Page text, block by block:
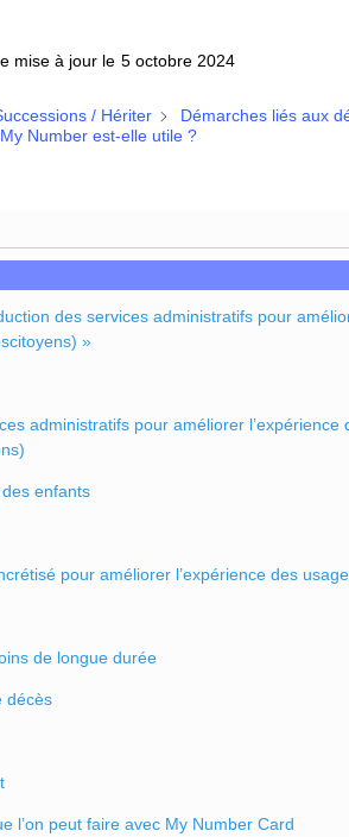
mise à jour le 5 octobre 2024
/ Hériter
Démarches liés aux
Number est-elle utile ?
des services administratifs pour
»
administratifs pour améliorer
enfants
pour améliorer l’expérience des
de longue durée
décès
l’on peut faire avec My Number Card